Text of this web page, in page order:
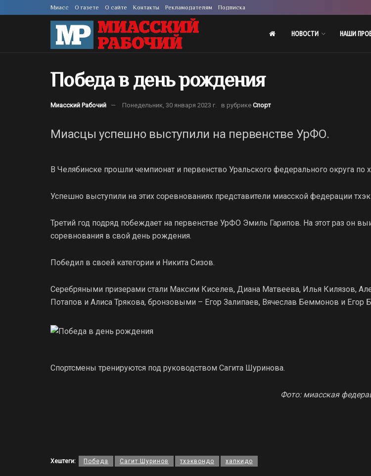
Миасс О газете О сайте Контакты Рекламодателям Подписка
НОВОСТИ НАШИ
Победа в день рождения
Миасский Рабочий Понедельник, 30 января 2023 г. в рубрике Спорт
Миасцы успешно выступили на первенстве УрФО.
В Челябинске прошли чемпионат и первенство Уральского федерального округа по
Успешно выступили на этих соревнованиях представители миасской федерации
Третий год подряд побеждает на первенстве УрФО Эмиль Гарипов. На этот раз он
соревнования в свой день рождения.
Победил в своей категории и Никита Сизов.
Серебряными призерами стали Максим Киселев, Диана Матвеева, Илья Килязов,
Потапов и Алиса Трякова, бронзовыми – Егор Залипаев, Вячеслав Беммонов и Егор
Спортсмены тренируются под руководством Сагита Шуринова.
Фото: миасская
Хештеги: Победа Сагит Шуринов тхэквондо хапкидо